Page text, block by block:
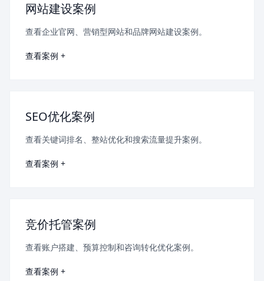
网站建设案例
查看企业官网、营销型网站和品牌网站建设案例。
查看案例 +
SEO优化案例
查看关键词排名、整站优化和搜索流量提升案例。
查看案例 +
竞价托管案例
查看账户搭建、预算控制和咨询转化优化案例。
查看案例 +